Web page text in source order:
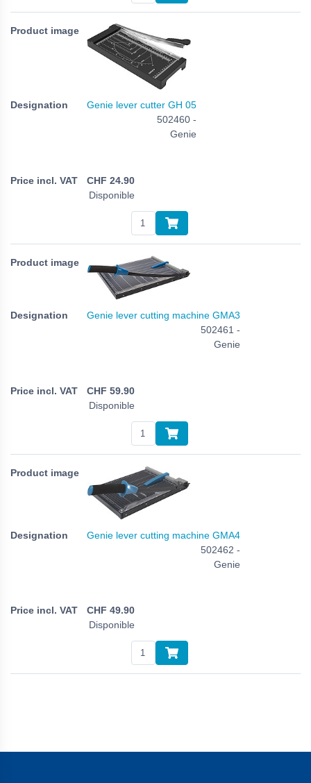
Genie lever cutter GH 05
502460 -
Genie
CHF 24.90
Disponible
Genie lever cutting machine GMA3
502461 -
Genie
CHF 59.90
Disponible
Genie lever cutting machine GMA4
502462 -
Genie
CHF 49.90
Disponible